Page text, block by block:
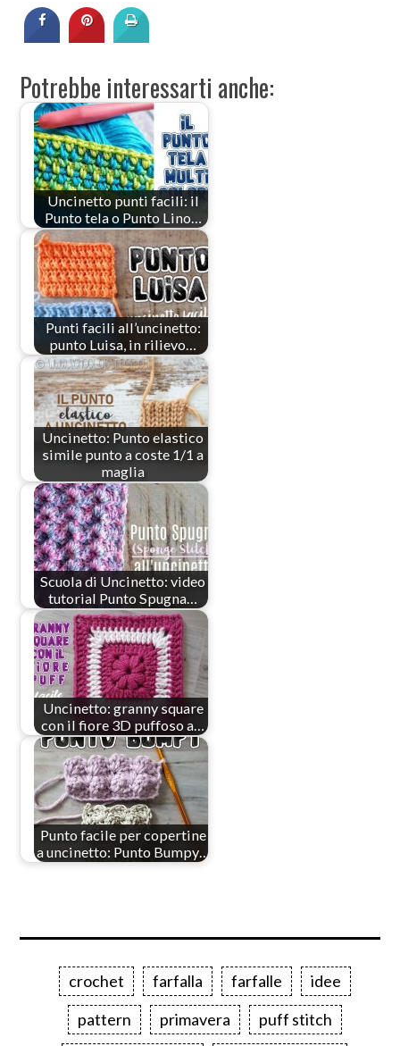
Potrebbe interessarti anche:
Uncinetto punti facili: il
Punto tela o Punto Lino…
Punti facili all’uncinetto:
punto Luisa, in rilievo…
Uncinetto: Punto elastico
simile punto a coste 1/1 a
maglia
Scuola di Uncinetto: video
tutorial Punto Spugna…
Uncinetto: granny square
con il fiore 3D puffoso a…
Punto facile per copertine
a uncinetto: Punto Bumpy…
crochet farfalla farfalle
idee
pattern
primavera
puff stitch